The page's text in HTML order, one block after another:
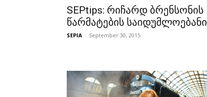
SEPtips: რიჩარდ ბრენსონის
წარმატების საიდუმლოებანი
SEPIA - September 30, 2015